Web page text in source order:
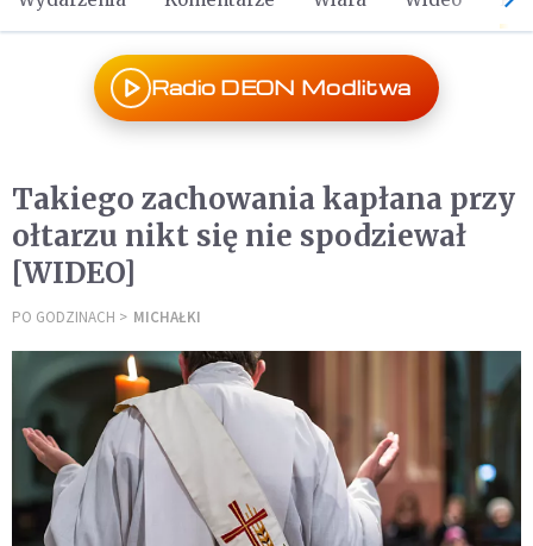
Radio DEON Modlitwa
Takiego zachowania kapłana przy
ołtarzu nikt się nie spodziewał
[WIDEO]
PO GODZINACH MICHAŁKI